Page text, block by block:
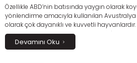
Özellikle ABD’nin batısında yaygın olarak
yönlendirme amacıyla kullanılan
olarak çok dayanıklı ve kuvvetli
eğitimlerini zorlaştırsa da keskin zekâları
avantaj sağlar.
Devamını Oku